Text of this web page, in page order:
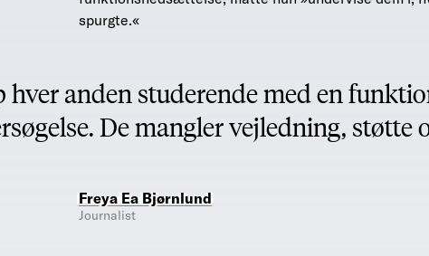
spurgte.«
hver anden studerende med en
De mangler vejledning, støtte
Freya Ea Bjørnlund
Journalist